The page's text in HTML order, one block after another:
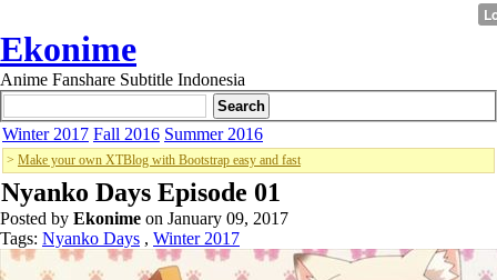
Ekonime
Anime Fanshare Subtitle Indonesia
Winter 2017 Fall 2016 Summer 2016
> Make your own XTBlog with Bootstrap easy and fast
Nyanko Days Episode 01
Posted by Ekonime on January 09, 2017
Tags: Nyanko Days , Winter 2017